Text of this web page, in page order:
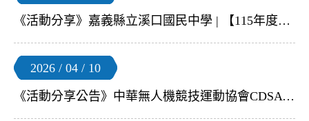
《活動分享》嘉義縣立溪口國民中學 | 【115年度嘉義縣無人機檢修交流賽】
2026 / 04 / 10
《活動分享公告》中華無人機競技運動協會CDSA | 【2026FIDA 無人機足球 國際新秀培訓體驗營-中南區場】